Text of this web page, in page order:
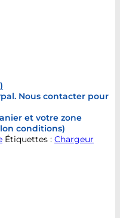
Nous contacter pour
et votre zone
conditions)
Étiquettes : Chargeur